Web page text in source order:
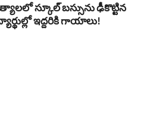
స్కూల్ బస్సును ఢీకొట్టిన
ఇద్దరికి గాయాలు!